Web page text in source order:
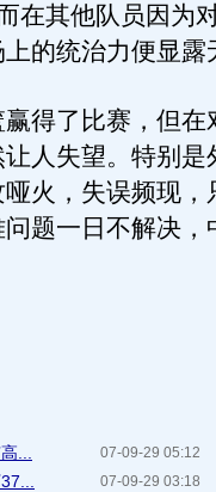
在其他队员因为
的统治力便显露
了比赛，但在
人失望。特别是
火，失误频现，
题一日不解决，
07-09-29 05:12
...
07-09-29 03:18